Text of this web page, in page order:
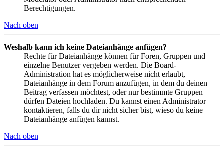
Berechtigungen.
Nach oben
Weshalb kann ich keine Dateianhänge anfügen?
Rechte für Dateianhänge können für Foren, Gruppen und
einzelne Benutzer vergeben werden. Die Board-
Administration hat es möglicherweise nicht erlaubt,
Dateianhänge in dem Forum anzufügen, in dem du deinen
Beitrag verfassen möchtest, oder nur bestimmte Gruppen
dürfen Dateien hochladen. Du kannst einen Administrator
kontaktieren, falls du dir nicht sicher bist, wieso du keine
Dateianhänge anfügen kannst.
Nach oben